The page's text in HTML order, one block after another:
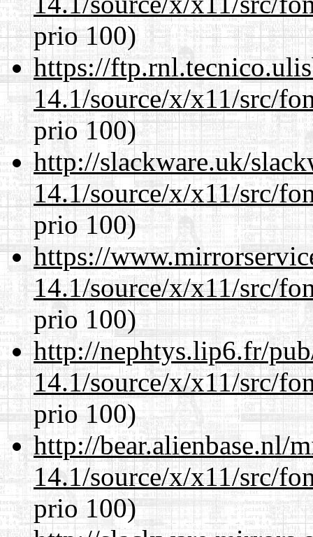
prio 100)
https://
14.1/source/x/x11/src/
prio 100)
http://slackware.uk/
14.1/source/x/x11/src/
prio 100)
https://
14.1/source/x/x11/src/
prio 100)
http://nephtys.lip6.fr/
14.1/source/x/x11/src/
prio 100)
http://bear.alienbase.nl/
14.1/source/x/x11/src/
prio 100)